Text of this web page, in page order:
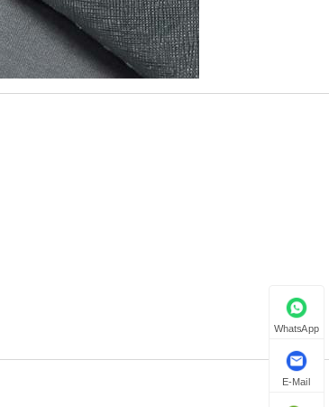
WhatsApp
E-Mail